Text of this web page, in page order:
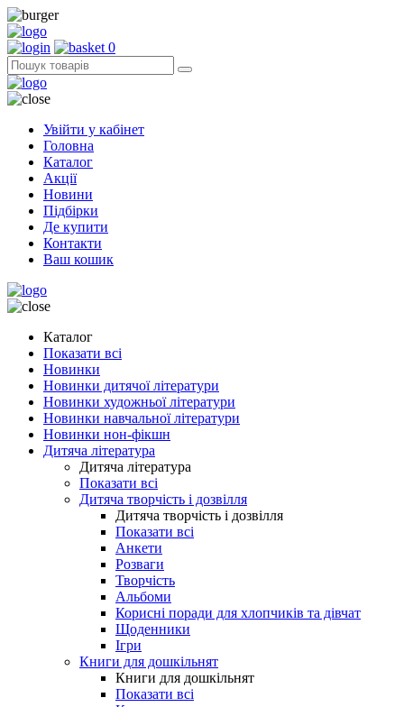
0
Увійти у кабінет
Головна
Каталог
Акції
Новини
Підбірки
Де купити
Контакти
Ваш кошик
Каталог
Показати всі
Новинки
Новинки дитячої літератури
Новинки художньої літератури
Новинки навчальної літератури
Новинки нон-фікшн
Дитяча література
Дитяча література
Показати всі
Дитяча творчість і дозвілля
Дитяча творчість і дозвілля
Показати всі
Анкети
Розваги
Творчість
Альбоми
Корисні поради для хлопчиків та дівчат
Щоденники
Ігри
Книги для дошкільнят
Книги для дошкільнят
Показати всі